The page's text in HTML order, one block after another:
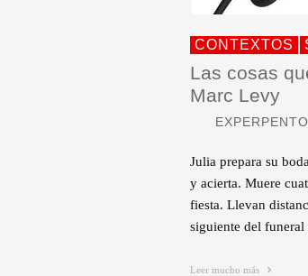
CONTEXTOS
Las cosas
Marc Levy
EXPERPENTO
Julia prepara su
y acierta. Muere
fiesta. Llevan
siguiente del
Leer mucho más